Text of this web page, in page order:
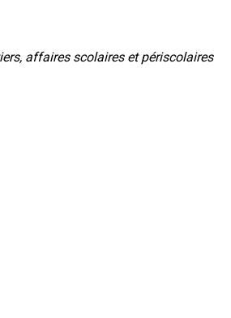
affaires scolaires et périscolaires